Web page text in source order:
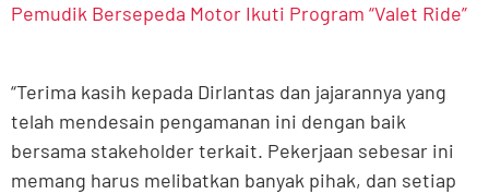
Pemudik Bersepeda Motor Ikuti Program “Valet Ride”
“Terima kasih kepada Dirlantas dan jajarannya yang
telah mendesain pengamanan ini dengan baik
bersama stakeholder terkait. Pekerjaan sebesar ini
memang harus melibatkan banyak pihak, dan setiap